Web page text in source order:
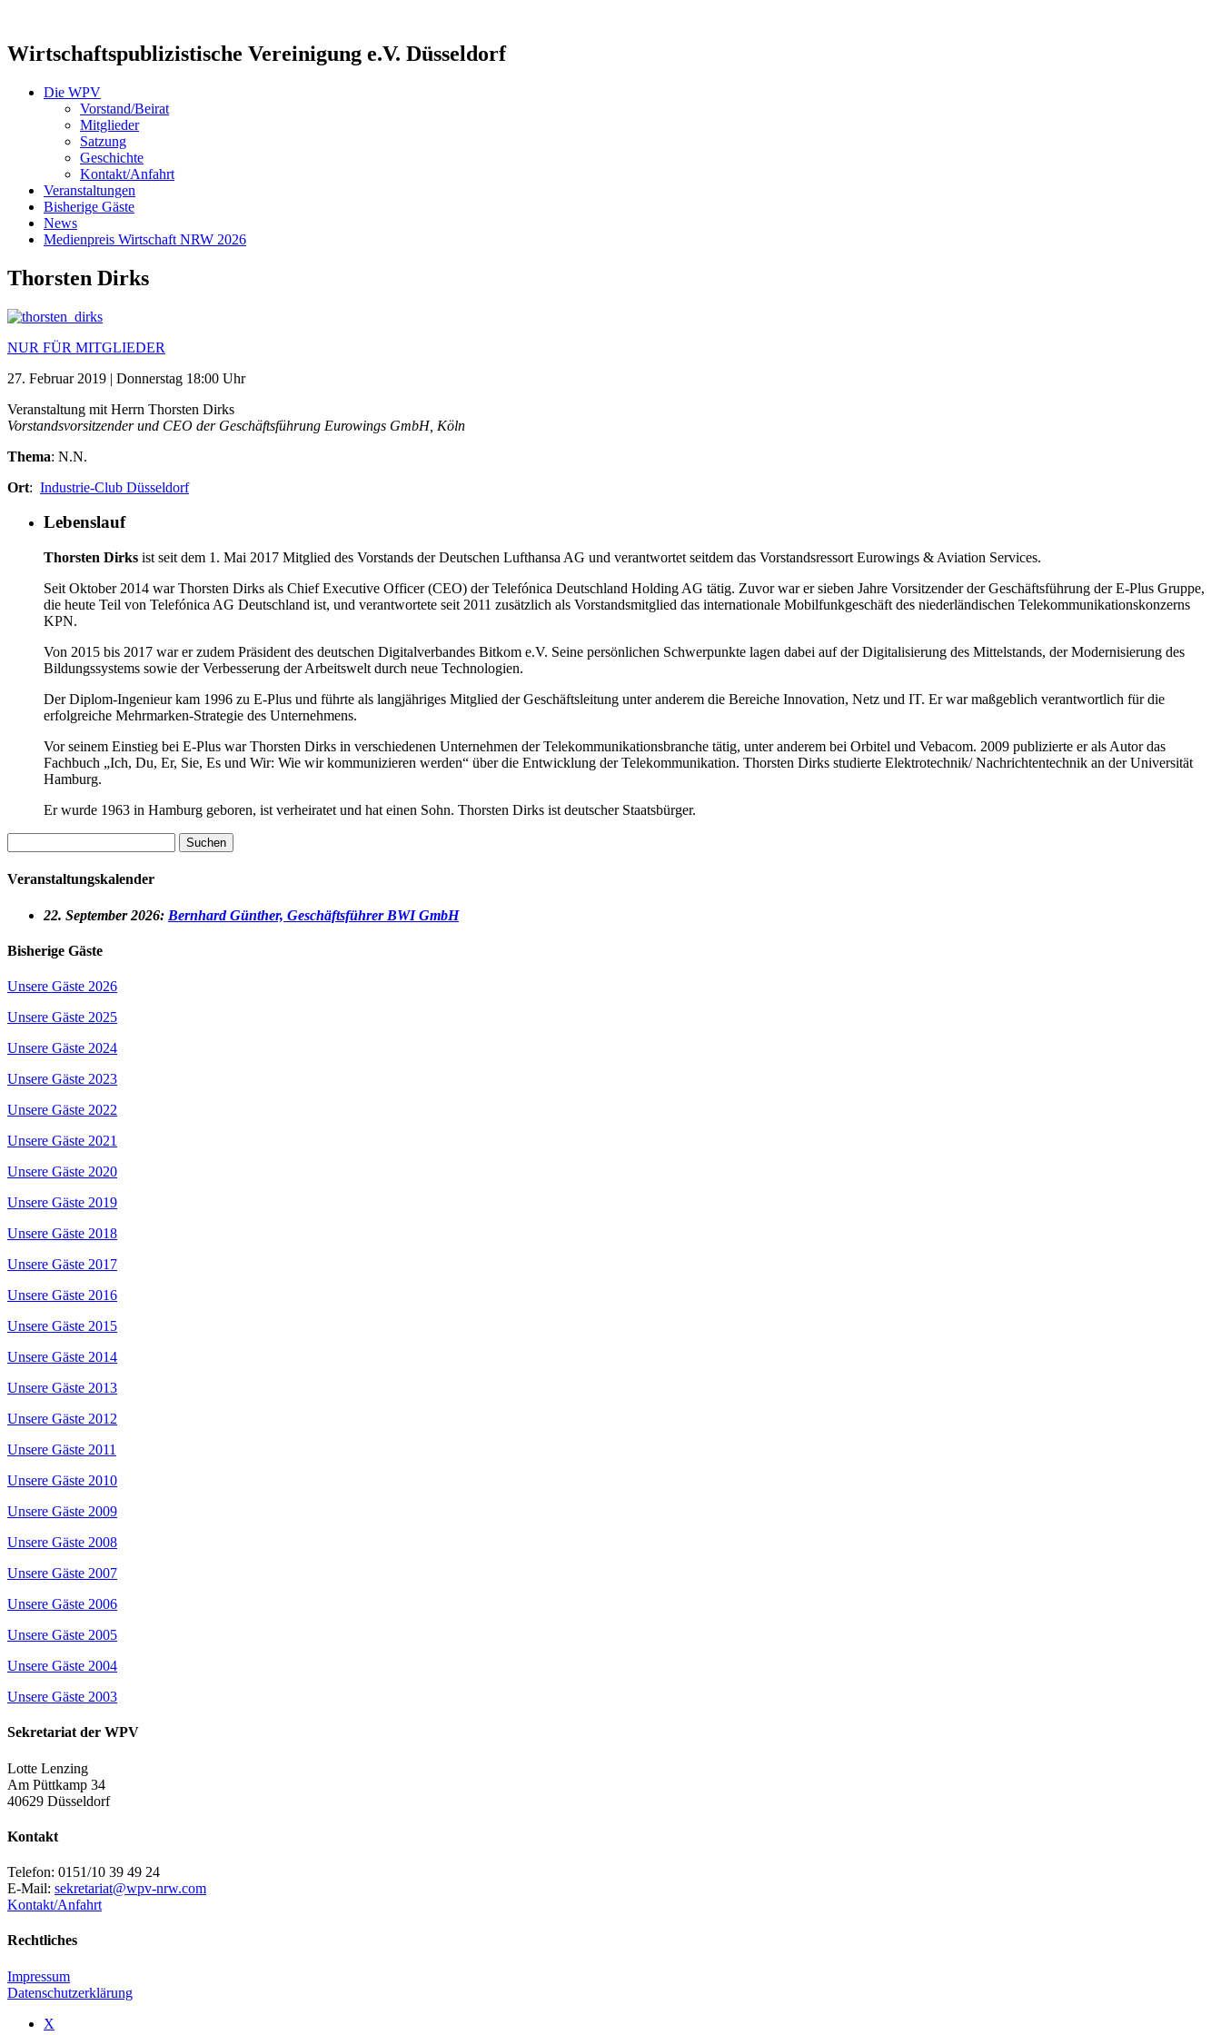
Wirtschaftspublizistische Vereinigung e.V. Düsseldorf
Die WPV
Vorstand/Beirat
Mitglieder
Satzung
Geschichte
Kontakt/Anfahrt
Veranstaltungen
Bisherige Gäste
News
Medienpreis Wirtschaft NRW 2026
Thorsten Dirks
NUR FÜR MITGLIEDER
27. Februar 2019 | Donnerstag 18:00 Uhr
Veranstaltung mit Herrn Thorsten Dirks
Vorstandsvorsitzender und CEO der Geschäftsführung Eurowings GmbH, Köln
Thema: N.N.
Ort: Industrie-Club Düsseldorf
Lebenslauf
Thorsten Dirks ist seit dem 1. Mai 2017 Mitglied des Vorstands der Deutschen Lufthansa AG und verantwortet seitdem das Vorstandsressort Eurowings & Aviation Services.
Seit Oktober 2014 war Thorsten Dirks als Chief Executive Officer (CEO) der Telefónica Deutschland Holding AG tätig. Zuvor war er sieben Jahre Vorsitzender der Geschäftsführung der E-Plus Gruppe,
die heute Teil von Telefónica AG Deutschland ist, und verantwortete seit 2011 zusätzlich als Vorstandsmitglied das internationale Mobilfunkgeschäft des niederländischen Telekommunikationskonzerns
KPN.
Von 2015 bis 2017 war er zudem Präsident des deutschen Digitalverbandes Bitkom e.V. Seine persönlichen Schwerpunkte lagen dabei auf der Digitalisierung des Mittelstands, der Modernisierung des
Bildungssystems sowie der Verbesserung der Arbeitswelt durch neue Technologien.
Der Diplom-Ingenieur kam 1996 zu E-Plus und führte als langjähriges Mitglied der Geschäftsleitung unter anderem die Bereiche Innovation, Netz und IT. Er war maßgeblich verantwortlich für die
erfolgreiche Mehrmarken-Strategie des Unternehmens.
Vor seinem Einstieg bei E-Plus war Thorsten Dirks in verschiedenen Unternehmen der Telekommunikationsbranche tätig, unter anderem bei Orbitel und Vebacom. 2009 publizierte er als Autor das
Fachbuch „Ich, Du, Er, Sie, Es und Wir: Wie wir kommunizieren werden“ über die Entwicklung der Telekommunikation. Thorsten Dirks studierte Elektrotechnik/ Nachrichtentechnik an der Universität
Hamburg.
Er wurde 1963 in Hamburg geboren, ist verheiratet und hat einen Sohn. Thorsten Dirks ist deutscher Staatsbürger.
nach:
Veranstaltungskalender
22. September 2026: Bernhard Günther, Geschäftsführer BWI GmbH
Bisherige Gäste
Unsere Gäste 2026
Unsere Gäste 2025
Unsere Gäste 2024
Unsere Gäste 2023
Unsere Gäste 2022
Unsere Gäste 2021
Unsere Gäste 2020
Unsere Gäste 2019
Unsere Gäste 2018
Unsere Gäste 2017
Unsere Gäste 2016
Unsere Gäste 2015
Unsere Gäste 2014
Unsere Gäste 2013
Unsere Gäste 2012
Unsere Gäste 2011
Unsere Gäste 2010
Unsere Gäste 2009
Unsere Gäste 2008
Unsere Gäste 2007
Unsere Gäste 2006
Unsere Gäste 2005
Unsere Gäste 2004
Unsere Gäste 2003
Sekretariat der WPV
Lotte Lenzing
Am Püttkamp 34
40629 Düsseldorf
Kontakt
Telefon: 0151/10 39 49 24
E-Mail: sekretariat@wpv-nrw.com
Kontakt/Anfahrt
Rechtliches
Impressum
Datenschutzerklärung
X